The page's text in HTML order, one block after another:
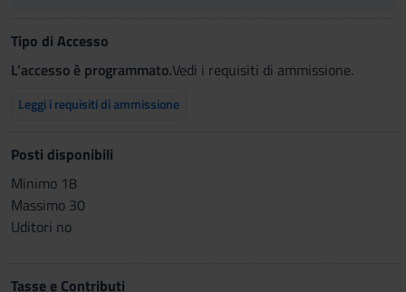
Tipo di Accesso
L’accesso è programmato.Vedi i requisiti di ammissione.
Leggi i requisiti di ammissione
Posti disponibili
Minimo 18
Massimo 30
Uditori no
Tasse e Contributi